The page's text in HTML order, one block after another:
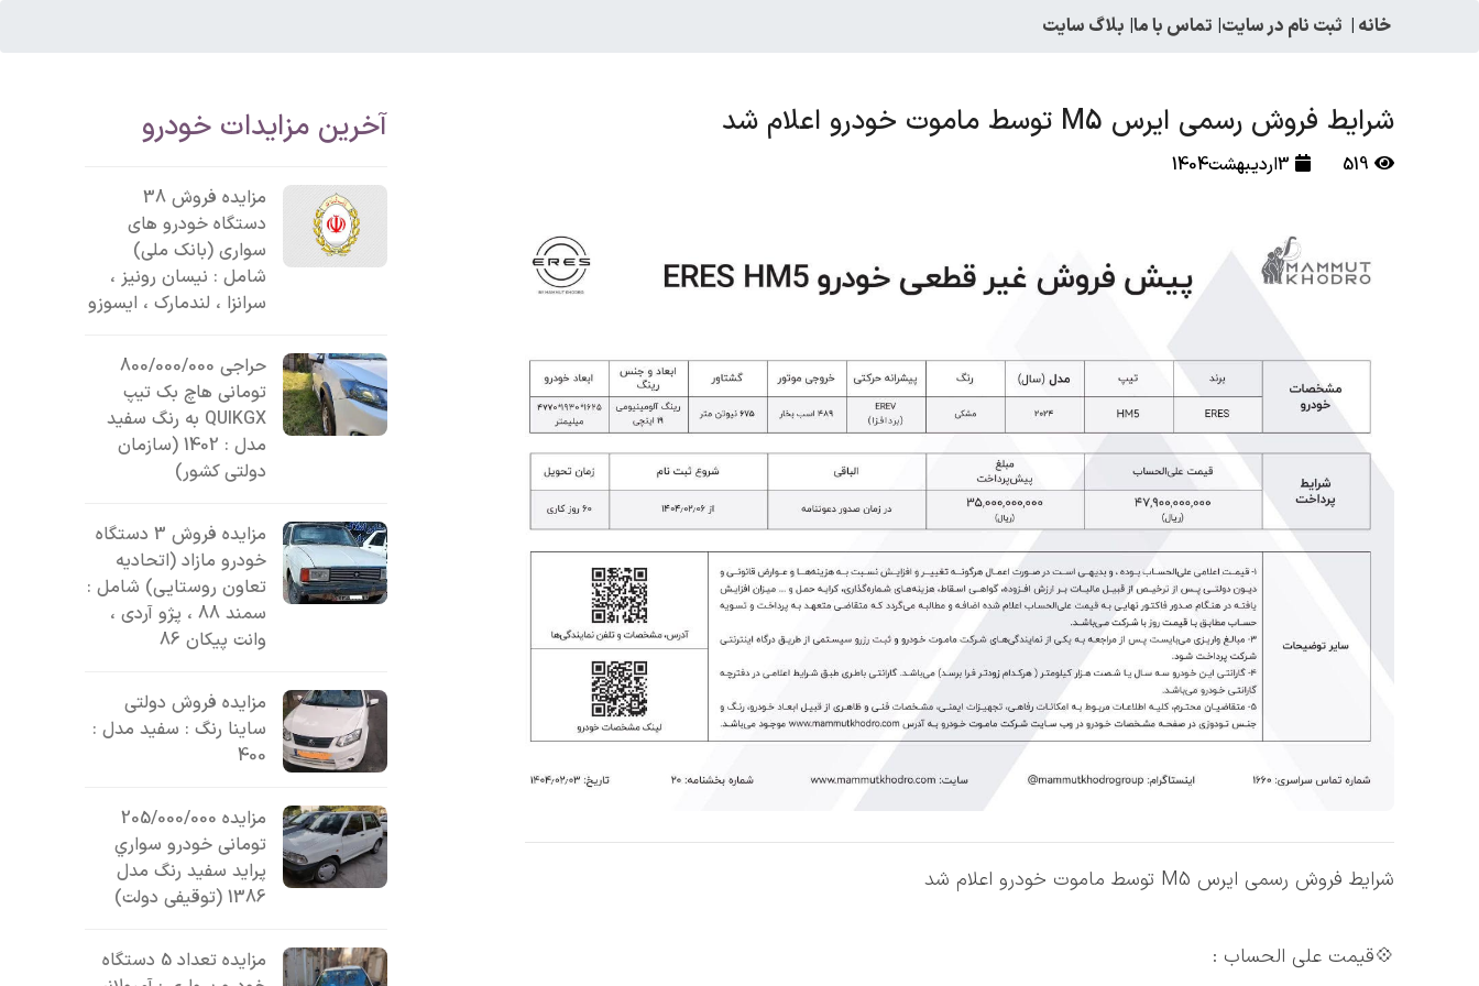
خانه | ثبت نام در سایت| تماس با ما| بلاگ سایت
شرایط فروش رسمی ایرس M5 توسط ماموت خودرو اعلام شد
519 3اردیبهشت1404
شرایط فروش رسمی ایرس M5 توسط ماموت خودرو اعلام شد
💠قیمت علی الحساب :
آخرین مزایدات خودرو
مزایده فروش 38
دستگاه خودرو های
سواری (بانک ملی)
شامل : نیسان رونیز ،
سرانزا ، لندمارک ، ایسوزو
حراجی 800/000/000
تومانی ھاچ بک تیپ
QUIKGX به رنگ سفید
مدل : 1402 (سازمان
دولتی کشور)
مزایده فروش 3 دستگاه
خودرو مازاد (اتحادیه
تعاون روستایی) شامل :
سمند 88 ، پژو آردی ،
وانت پیکان 86
مزایده فروش دولتی
ساینا رنگ : سفید مدل :
400
مزایده 205/000/000
تومانی خودرو سواري
پرايد سفيد رنگ مدل
1386 (توقیفی دولت)
مزایده تعداد 5 دستگاه